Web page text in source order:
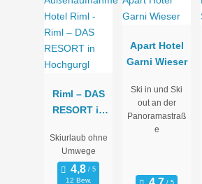
Riml – DAS
RESORT in
Skiurlaub ohne
Umwege
12 Bew.
Apart Hotel
Garni Wieser
Ski in und Ski
out an der
Panoramastraß
e